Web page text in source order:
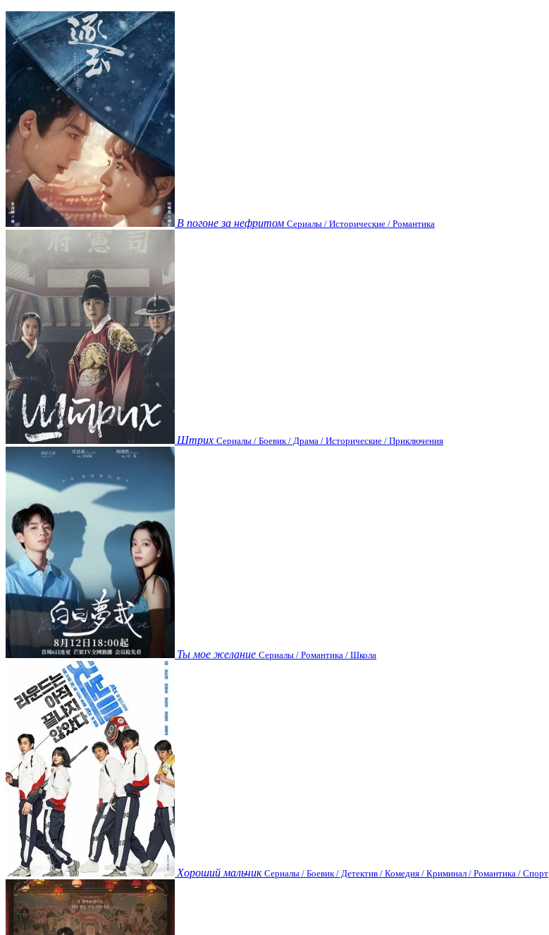
В погоне за нефритом Сериалы / Исторические / Романтика
Штрих Сериалы / Боевик / Драма / Исторические / Приключения
Ты мое желание Сериалы / Романтика / Школа
Хороший мальчик Сериалы / Боевик / Детектив / Комедия / Криминал / Романтика / Спорт